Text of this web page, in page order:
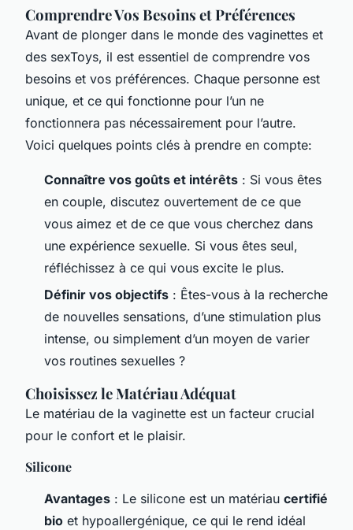
Comprendre Vos Besoins et Préférences
Avant de plonger dans le monde des vaginettes et
des sexToys, il est essentiel de comprendre vos
besoins et vos préférences. Chaque personne est
unique, et ce qui fonctionne pour l’un ne
fonctionnera pas nécessairement pour l’autre.
Voici quelques points clés à prendre en compte:
Connaître vos goûts et intérêts : Si vous êtes
en couple, discutez ouvertement de ce que
vous aimez et de ce que vous cherchez dans
une expérience sexuelle. Si vous êtes seul,
réfléchissez à ce qui vous excite le plus.
Définir vos objectifs : Êtes-vous à la recherche
de nouvelles sensations, d’une stimulation plus
intense, ou simplement d’un moyen de varier
vos routines sexuelles ?
Choisissez le Matériau Adéquat
Le matériau de la vaginette est un facteur crucial
pour le confort et le plaisir.
Silicone
Avantages : Le silicone est un matériau certifié
bio et hypoallergénique, ce qui le rend idéal